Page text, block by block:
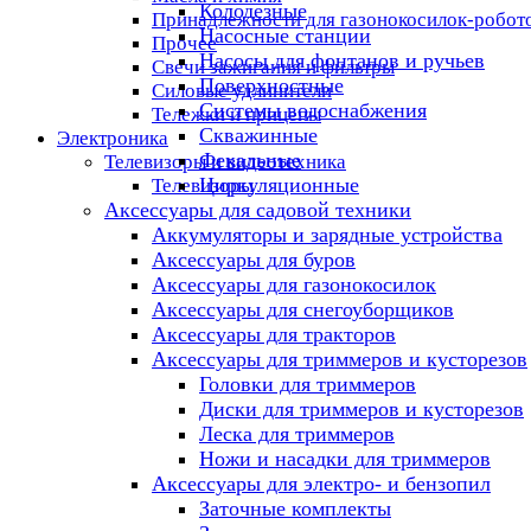
Принадлежности для газонокосилок-
Прочее
Свечи зажигания и фильтры
Силовые удлинители
Тележки и прицепы
Электроника
Телевизоры и видеотехника
Телевизоры
Колодезные
Насосные станции
Насосы для фонтанов и ручьев
Поверхностные
Системы водоснабжения
Скважинные
Фекальные
Циркуляционные
Аксессуары для садовой техники
Аккумуляторы и зарядные устройства
Аксессуары для буров
Аксессуары для газонокосилок
Аксессуары для снегоуборщиков
Аксессуары для тракторов
Аксессуары для триммеров и кусторезов
Головки для триммеров
Диски для триммеров и кусторезов
Леска для триммеров
Ножи и насадки для триммеров
Аксессуары для электро- и бензопил
Заточные комплекты